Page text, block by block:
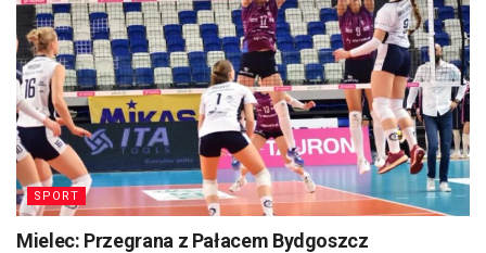
SPORT
Mielec: Przegrana z Pałacem Bydgoszcz